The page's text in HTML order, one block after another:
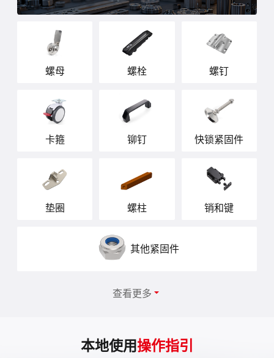
螺母 螺栓 螺钉
卡箍 铆钉 快锁紧固件
垫圈 螺柱 销和键
其他紧固件
查看更多 
本地使用操作指引